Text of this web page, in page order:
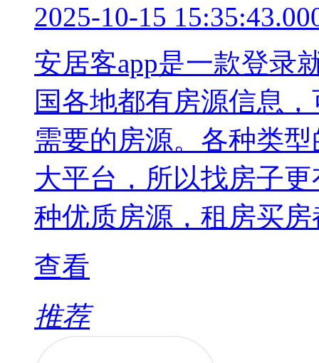
2025-10-15
安居客app是一款登录
国各地都有房源信息
需要的房源。各种类
大平台，所以找房子
种优质房源，租房买
查看
推荐